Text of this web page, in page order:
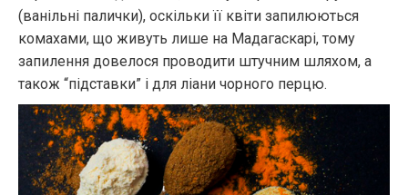
(ванільні палички), оскільки її квіти запилюються
комахами, що живуть лише на Мадагаскарі, тому
запилення довелося проводити штучним шляхом, а
також “підставки” і для ліани чорного перцю.